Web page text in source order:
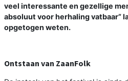
veel interessante en gezellige
absoluut voor herhaling vatbaar”
opgetogen weten.
Ontstaan van ZaanFolk